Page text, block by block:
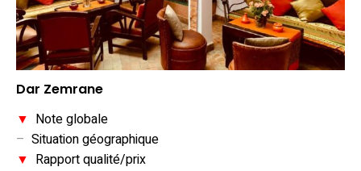
Dar Zemrane
▼ Note globale
– Situation géographique
▼ Rapport qualité/prix